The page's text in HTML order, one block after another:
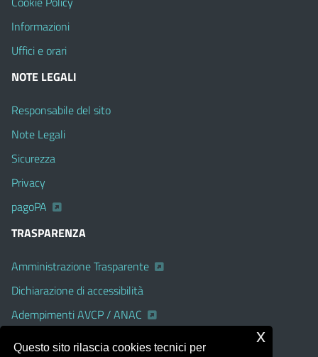
Informazioni
Uffici e orari
NOTE LEGALI
Responsabile del sito
Note Legali
Sicurezza
Privacy
pagoPA
TRASPARENZA
Amministrazione Trasparente
Dichiarazione di accessibilità
Adempimenti AVCP / ANAC
Albo Pretorio on line
Questo sito rilascia cookies tecnici per
x